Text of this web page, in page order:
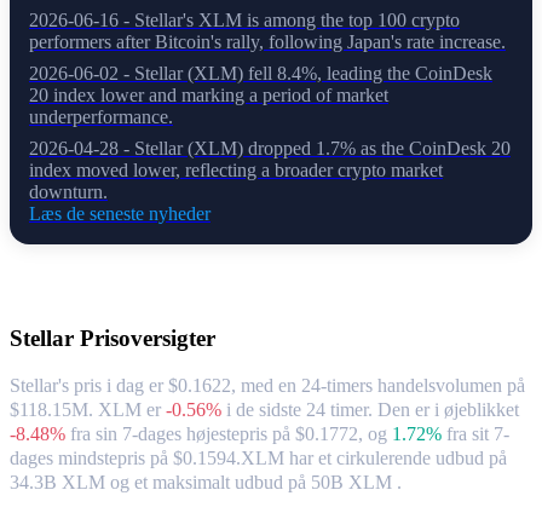
2026-06-16 - Stellar's XLM is among the top 100 crypto
performers after Bitcoin's rally, following Japan's rate increase.
2026-06-02 - Stellar (XLM) fell 8.4%, leading the CoinDesk
20 index lower and marking a period of market
underperformance.
2026-04-28 - Stellar (XLM) dropped 1.7% as the CoinDesk 20
index moved lower, reflecting a broader crypto market
downturn.
Læs de seneste nyheder
Stellar Prisoversigter
Stellar's pris i dag er $0.1622, med en 24-timers handelsvolumen på
$118.15M. XLM er -0.56% i de sidste 24 timer. Den er i øjeblikket
-8.48% fra sin 7-dages højestepris på $0.1772, og 1.72% fra sit 7-
dages mindstepris på $0.1594.XLM har et cirkulerende udbud på
34.3B XLM og et maksimalt udbud på 50B XLM .